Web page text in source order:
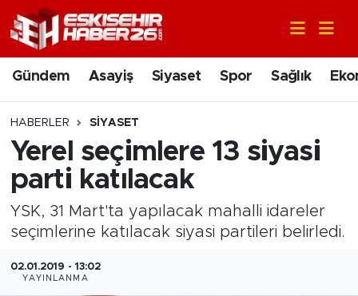
Gündem Asayiş Siyaset Spor Sağlık
HABERLER SIYASET
Yerel seçimlere 13 siyasi
parti katılacak
YSK, 31 Mart'ta yapılacak mahalli idareler
seçimlerine katılacak siyasi partileri belirledi.
02.01.2019 - 13:02
YAYINLANMA
Gündem
Asayiş
Siyaset
Spor
Sağlık
Ekonomi
Nöbetçi Eczaneler
Hava Durumu
Trafik Durumu
Süper Lig Puan Durumu ve Fikstür
Tüm Manşetler
Son Dakika Haberleri